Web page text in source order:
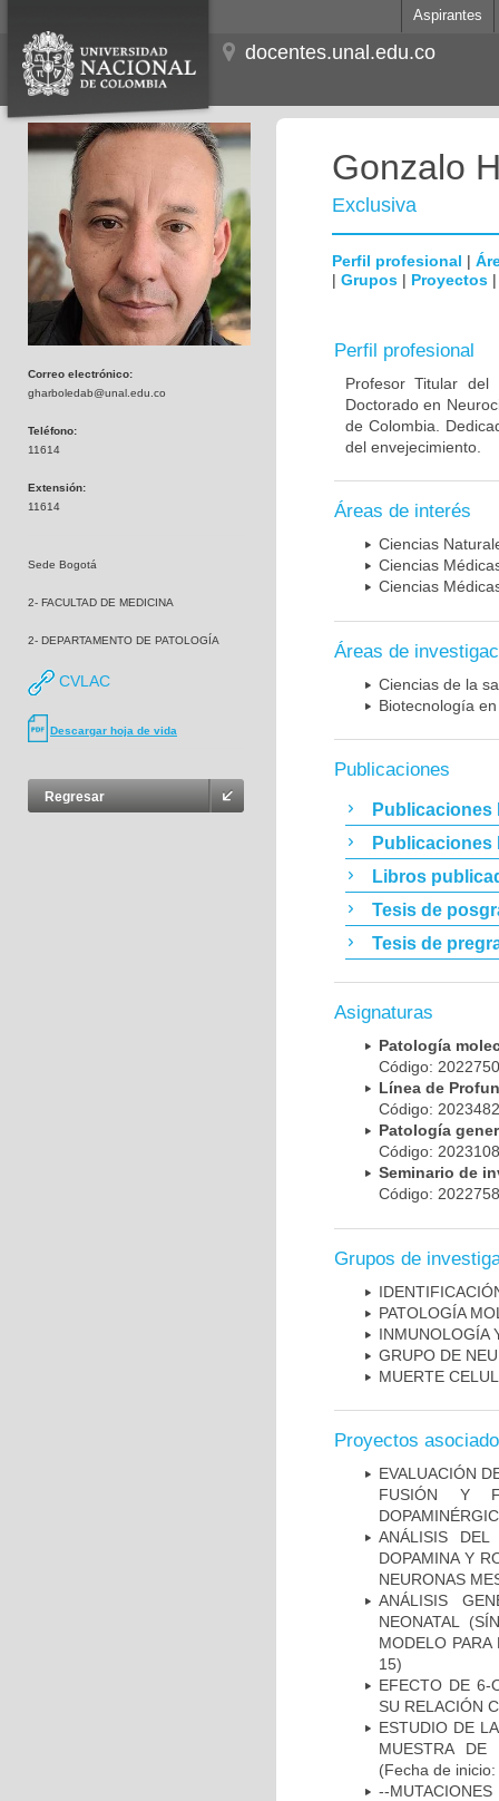
Aspirantes
docentes.unal.edu.co
Correo electrónico:
gharboledab@unal.edu.co
Teléfono:
11614
Extensión:
11614
Sede Bogotá
2- FACULTAD DE MEDICINA
2- DEPARTAMENTO DE PATOLOGÍA
CVLAC
Descargar hoja de vida
Regresar
Gonzalo
Exclusiva
Perfil profesional |
| Grupos | Proyectos
Perfil profesional
Profesor Titular
Doctorado en
de Colombia.
del envejecimiento.
Áreas de interés
Ciencias
Ciencias
Ciencias
Áreas de
Ciencias de la
Biotecnología
Publicaciones
Publicaciones
Publicaciones
Libros
Tesis de
Tesis de
Asignaturas
Patología
Código:
Línea de
Código:
Patología
Código:
Seminario de
Código:
Grupos de
PATOLOGÍA
INMUNOLOGÍA
GRUPO DE
MUERTE
Proyectos
EVALUACIÓN
FUSIÓN Y
ANÁLISIS
DOPAMINA Y
NEURONAS
ANÁLISIS
NEONATAL
MODELO
15)
EFECTO DE 6-
SU RELACIÓN
ESTUDIO DE
MUESTRA DE
(Fecha de
--